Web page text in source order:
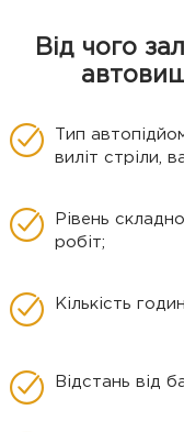
Від чого
Тип
виліт стріли,
Рівень
робіт;
Кількість
Відстань від